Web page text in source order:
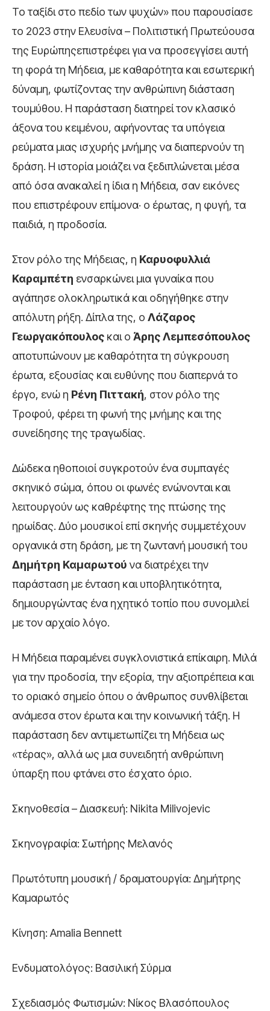
Το ταξίδι στο πεδίο των ψυχών» που παρουσίασε
το 2023 στην Ελευσίνα – Πολιτιστική Πρωτεύουσα
της Ευρώπηςεπιστρέφει για να προσεγγίσει αυτή
τη φορά τη Μήδεια, με καθαρότητα και εσωτερική
δύναμη, φωτίζοντας την ανθρώπινη διάσταση
τουμύθου. Η παράσταση διατηρεί τον κλασικό
άξονα του κειμένου, αφήνοντας τα υπόγεια
ρεύματα μιας ισχυρής μνήμης να διαπερνούν τη
δράση. Η ιστορία μοιάζει να ξεδιπλώνεται μέσα
από όσα ανακαλεί η ίδια η Μήδεια, σαν εικόνες
που επιστρέφουν επίμονα· ο έρωτας, η φυγή, τα
παιδιά, η προδοσία.
Στον ρόλο της Μήδειας, η Καρυοφυλλιά
Καραμπέτη ενσαρκώνει μια γυναίκα που
αγάπησε ολοκληρωτικά και οδηγήθηκε στην
απόλυτη ρήξη. Δίπλα της, ο Λάζαρος
Γεωργακόπουλος και ο Άρης Λεμπεσόπουλος
αποτυπώνουν με καθαρότητα τη σύγκρουση
έρωτα, εξουσίας και ευθύνης που διαπερνά το
έργο, ενώ η Ρένη Πιττακή, στον ρόλο της
Τροφού, φέρει τη φωνή της μνήμης και της
συνείδησης της τραγωδίας.
Δώδεκα ηθοποιοί συγκροτούν ένα συμπαγές
σκηνικό σώμα, όπου οι φωνές ενώνονται και
λειτουργούν ως καθρέφτης της πτώσης της
ηρωίδας. Δύο μουσικοί επί σκηνής συμμετέχουν
οργανικά στη δράση, με τη ζωντανή μουσική του
Δημήτρη Καμαρωτού να διατρέχει την
παράσταση με ένταση και υποβλητικότητα,
δημιουργώντας ένα ηχητικό τοπίο που συνομιλεί
με τον αρχαίο λόγο.
Η Μήδεια παραμένει συγκλονιστικά επίκαιρη. Μιλά
για την προδοσία, την εξορία, την αξιοπρέπεια και
το οριακό σημείο όπου ο άνθρωπος συνθλίβεται
ανάμεσα στον έρωτα και την κοινωνική τάξη. Η
παράσταση δεν αντιμετωπίζει τη Μήδεια ως
«τέρας», αλλά ως μια συνειδητή ανθρώπινη
ύπαρξη που φτάνει στο έσχατο όριο.
Σκηνοθεσία – Διασκευή: Nikita Milivojevic
Σκηνογραφία: Σωτήρης Μελανός
Πρωτότυπη μουσική / δραματουργία: Δημήτρης
Καμαρωτός
Κίνηση: Amalia Bennett
Ενδυματολόγος: Βασιλική Σύρμα
Σχεδιασμός Φωτισμών: Νίκος Βλασόπουλος